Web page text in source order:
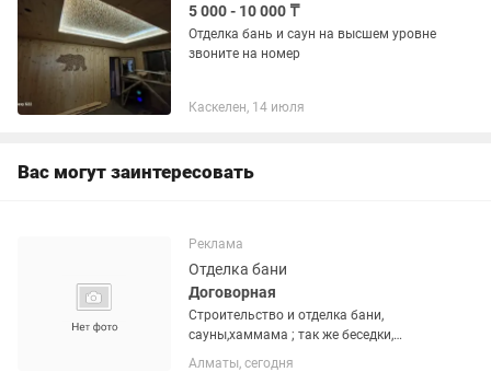
5 000 - 10 000 ₸
Отделка бань и саун на высшем уровне
звоните на номер
Каскелен, 14 июля
Вас могут заинтересовать
Реклама
Отделка бани
Договорная
Строительство и отделка бани,
сауны,хаммама ; так же беседки,
барбекю из кирпича. Василий
Алматы, сегодня